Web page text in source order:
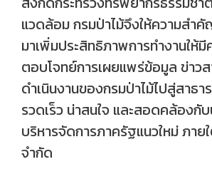
แวดล้อม กรมป่าไม้จึงให้ความสำ
มาเพิ่มประสิทธิภาพการทำงานให้
ตอบโจทย์การเผยแพร่ข้อมูล ข่าวส
ดำเนินงานของกรมป่าไม้ไปสู่สาธ
รวดเร็ว น่าสนใจ และสอดคล้องกั
บริหารจัดการภาครัฐแนวใหม่ ภาย
จำกัด